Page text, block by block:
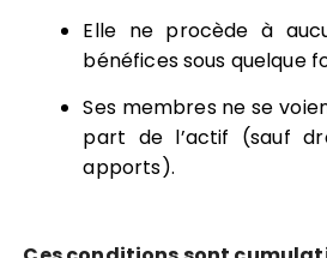
Elle ne procède à
bénéfices sous quelque
Ses membres ne se
part de l’actif (sauf
apports).